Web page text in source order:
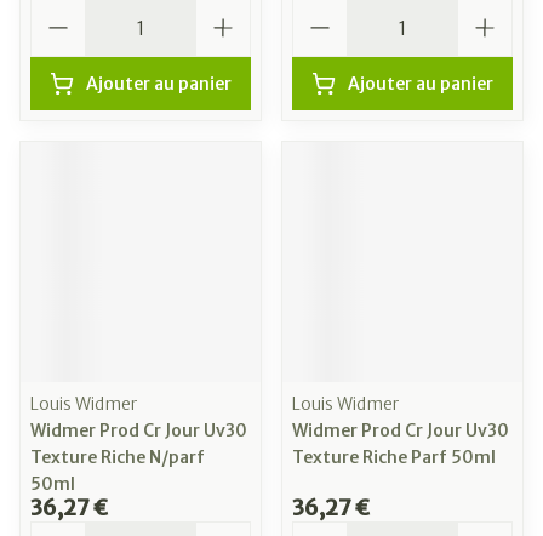
Ajouter au panier Ajouter au panier
Louis Widmer
Widmer Prod Cr Jour Uv30
Texture Riche N/parf
50ml
36,27 €
Louis Widmer
Widmer Prod Cr Jour Uv30
Texture Riche Parf 50ml
36,27 €